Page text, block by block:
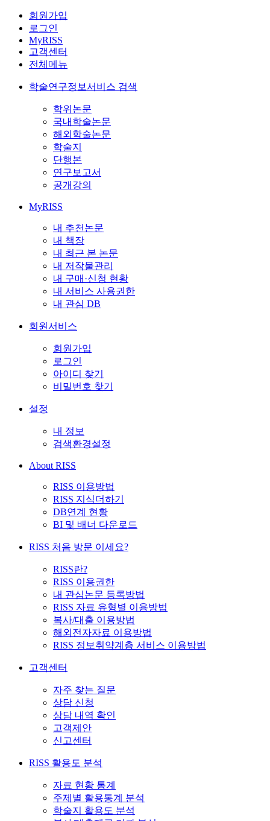
회원가입
로그인
MyRISS
고객센터
전체메뉴
학술연구정보서비스 검색
학위논문
국내학술논문
해외학술논문
학술지
단행본
연구보고서
공개강의
MyRISS
내 추천논문
내 책장
내 최근 본 논문
내 저작물관리
내 구매·신청 현황
내 서비스 사용권한
내 관심 DB
회원서비스
회원가입
로그인
아이디 찾기
비밀번호 찾기
설정
내 정보
검색환경설정
About RISS
RISS 이용방법
RISS 지식더하기
DB연계 현황
BI 및 배너 다운로드
RISS 처음 방문 이세요?
RISS란?
RISS 이용권한
내 관심논문 등록방법
RISS 자료 유형별 이용방법
복사/대출 이용방법
해외전자자료 이용방법
RISS 정보취약계층 서비스 이용방법
고객센터
자주 찾는 질문
상담 신청
상담 내역 확인
고객제안
신고센터
RISS 활용도 분석
자료 현황 통계
주제별 활용통계 분석
학술지 활용도 분석